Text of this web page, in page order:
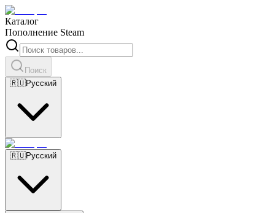
Каталог
Пополнение Steam
Поиск
🇷🇺Русский
🇷🇺Русский